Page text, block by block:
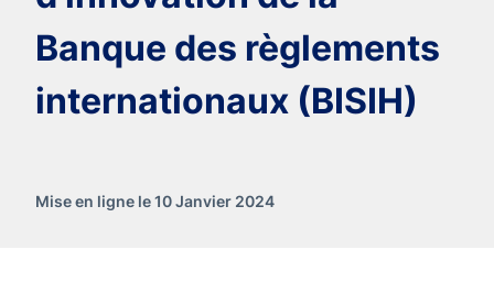
Banque des règlements
internationaux (BISIH)
Mise en ligne le 10 Janvier 2024